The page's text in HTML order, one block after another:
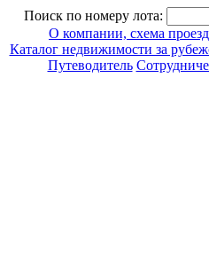
Поиск по номеру лота:
О компании, схема
Каталог недвижимости за
Путеводитель